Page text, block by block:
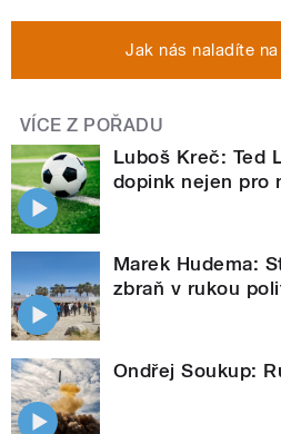
Jak nás naladíte
VÍCE Z POŘADU
Luboš Kreč: Ted
dopink nejen pro
Marek Hudema:
zbraň v rukou
Ondřej Soukup: